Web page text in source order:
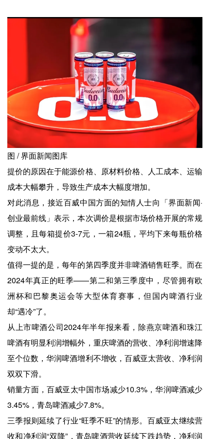
图 / 界面新闻图库
提价的原因在于能源价格、原材料价格、人工成本、运输
成本大幅攀升，导致生产成本大幅度增加。
对此消息，接近百威中国方面的知情人士向「界面新闻·
创业最前线」表示，本次调价是根据市场价格开展的常规
调整，且每箱提价3-7元，一箱24瓶，平均下来每瓶价格
变动不太大。
值得一提的是，每年的第四季度并非啤酒销售旺季。而在
2024年真正的旺季——第二和第三季度中，尽管拥有欧
洲杯和巴黎奥运会等大型体育赛事，但国内啤酒行业
却“遇冷”了。
从上市啤酒公司2024年半年报来看，除燕京啤酒和珠江
啤酒有明显利润增幅外，重庆啤酒的营收、净利润增速降
至个位数，华润啤酒增利不增收，百威亚太营收、净利润
双双下滑。
销量方面，百威亚太中国市场减少10.3%，华润啤酒减少
3.45%，青岛啤酒减少7.8%。
三季报则延续了行业“旺季不旺”的情形。百威亚太继续营
收和净利润“双降”，青岛啤酒营收延续下跌趋势，净利润